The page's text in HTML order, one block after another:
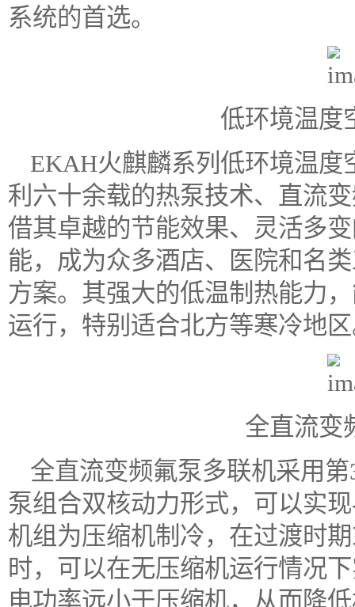
系统的首选。
低环境温度
EKAH火麒麟系列低环境温
利六十余载的热泵技术、直流
借其卓越的节能效果、灵活多
能，成为众多酒店、医院和名
方案。其强大的低温制热能力
运行，特别适合北方等寒冷地
全直流变
全直流变频氟泵多联机采用
泵组合双核动力形式，可以实
机组为压缩机制冷，在过渡时
时，可以在无压缩机运行情况
电功率远小于压缩机，从而降